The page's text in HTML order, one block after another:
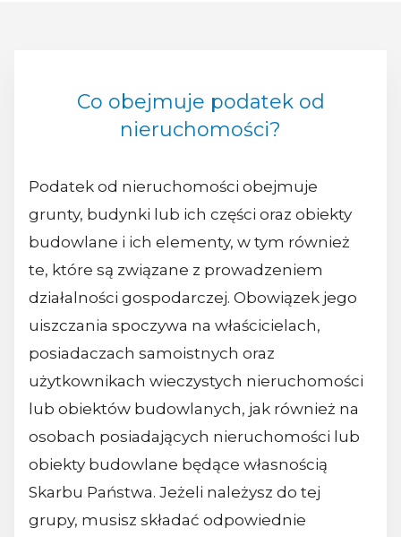
Co obejmuje podatek od
nieruchomości?
Podatek od nieruchomości obejmuje
grunty, budynki lub ich części oraz obiekty
budowlane i ich elementy, w tym również
te, które są związane z prowadzeniem
działalności gospodarczej. Obowiązek jego
uiszczania spoczywa na właścicielach,
posiadaczach samoistnych oraz
użytkownikach wieczystych nieruchomości
lub obiektów budowlanych, jak również na
osobach posiadających nieruchomości lub
obiekty budowlane będące własnością
Skarbu Państwa. Jeżeli należysz do tej
grupy, musisz składać odpowiednie